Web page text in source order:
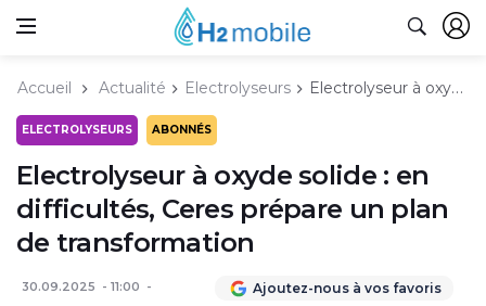
Accueil Actualité Electrolyseurs Electrolyseur à oxyde solide : en difficultés, Ceres prépare un plan de transformation
ELECTROLYSEURS ABONNÉS
Electrolyseur à oxyde solide : en
difficultés, Ceres prépare un plan
de transformation
30.09.2025 11:00 Ajoutez-nous à vos favoris